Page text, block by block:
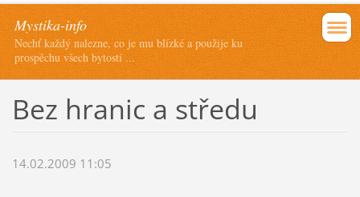
Mystika-info
Nechť každý nalezne, co je mu blízké a použije ku
prospěchu všech bytostí ...
Bez hranic a středu
14.02.2009 11:05